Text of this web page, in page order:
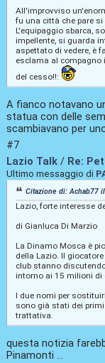
All'improvviso
fu una città che pare
L'equipaggio sbarca,
impellente, si guarda
aspettato di vedere, è
esclama al compagno
del cesso!!:
A fianco notavano
statua con delle
scambiavano per
#7
Lazio Talk/ Re:
Ultimo messaggio di
Citazione di: Achab77
Lazio, forte interesse
di Gianluca Di Marzio
La Dinamo Mosca è
della Lazio. Il
club stanno
intorno ai 15 milioni di
I due nomi per
sono già stati dei
trattativa.
questa notizia
Pinamonti ...